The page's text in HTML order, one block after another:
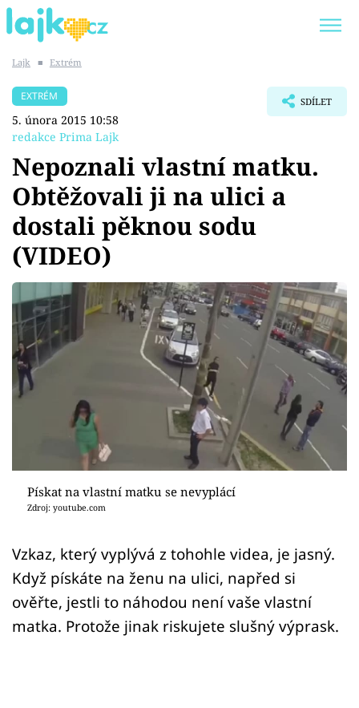
SHOPAHOLICADEL
Témata
Showbyznys
Youtubeři
Virály
Sex a vztahy
Sledujte prima+
Přihlášení
Sledujte nás
Lajk ■ Extrém
EXTRÉM
5. února 2015 10:58
redakce Prima Lajk
SDÍLET
Nepoznali vlastní matku.
Obtěžovali ji na ulici a
dostali pěknou sodu
(VIDEO)
Pískat na vlastní matku se nevyplácí
Zdroj: youtube.com
Vzkaz, který vyplývá z tohohle videa, je jasný.
Když pískáte na ženu na ulici, napřed si
ověřte, jestli to náhodou není vaše vlastní
matka. Protože jinak riskujete slušný výprask.